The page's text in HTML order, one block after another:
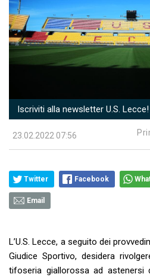
Iscriviti alla newsletter U.S. Lecce!
23.02.2022 07:56
Twitter Facebook
Email
L’U.S. Lecce, a seguito dei
Giudice Sportivo, desidera
tifoseria giallorossa ad astenersi